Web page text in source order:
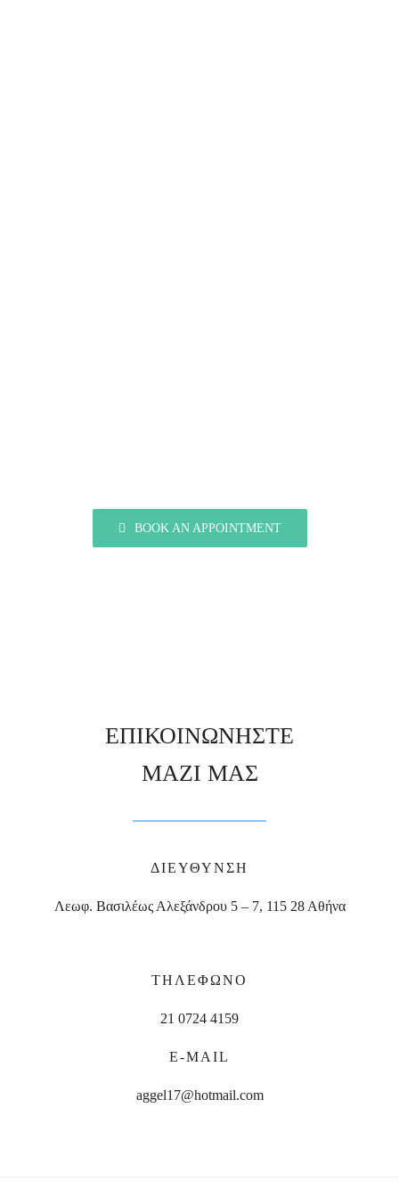
BOOK AN APPOINTMENT
ΕΠΙΚΟΙΝΩΝΗΣΤΕ
ΜΑΖΙ ΜΑΣ
ΔΙΕΥΘΥΝΣΗ
Λεωφ. Βασιλέως Αλεξάνδρου 5 – 7, 115 28 Αθήνα
ΤΗΛΕΦΩΝΟ
21 0724 4159
E-MAIL
aggel17@hotmail.com